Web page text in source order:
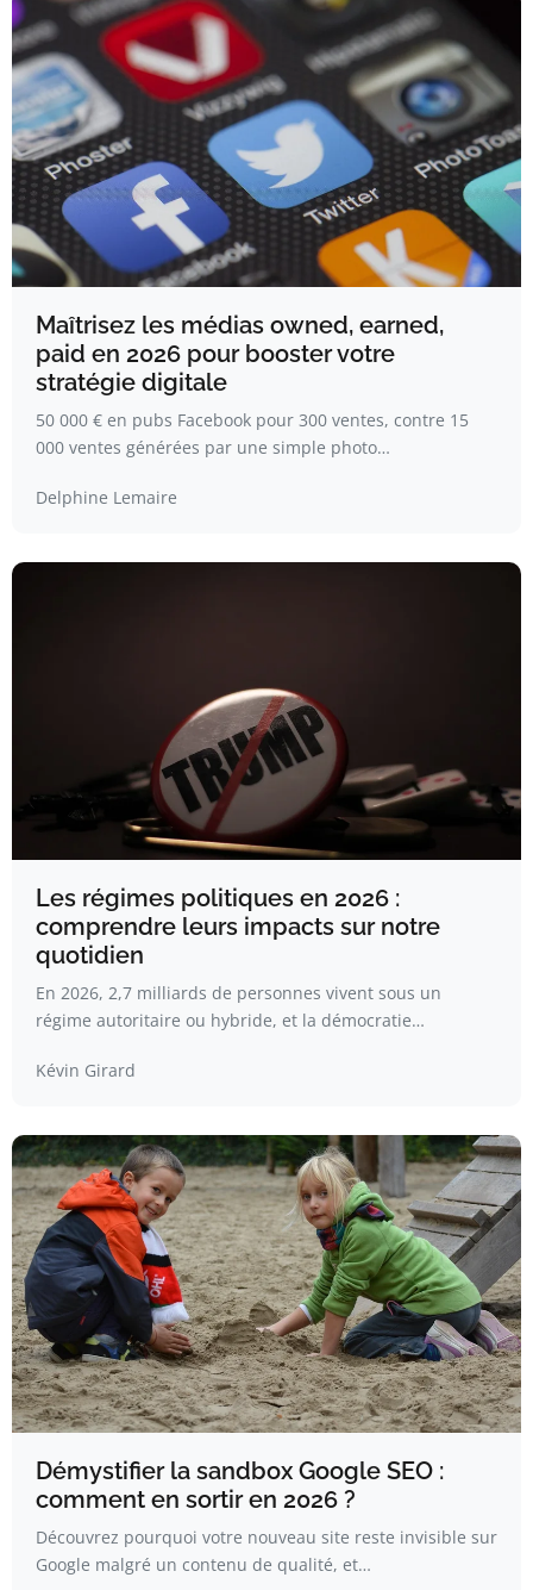
Maîtrisez les médias owned, earned,
paid en 2026 pour booster votre
stratégie digitale
50 000 € en pubs Facebook pour 300 ventes, contre 15
000 ventes générées par une simple photo…
Delphine Lemaire
Les régimes politiques en 2026 :
comprendre leurs impacts sur notre
quotidien
En 2026, 2,7 milliards de personnes vivent sous un
régime autoritaire ou hybride, et la démocratie…
Kévin Girard
Démystifier la sandbox Google SEO :
comment en sortir en 2026 ?
Découvrez pourquoi votre nouveau site reste invisible sur
Google malgré un contenu de qualité, et…